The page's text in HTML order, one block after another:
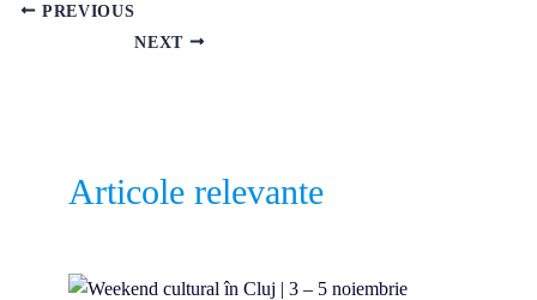
PREVIOUS
NEXT
Articole relevante